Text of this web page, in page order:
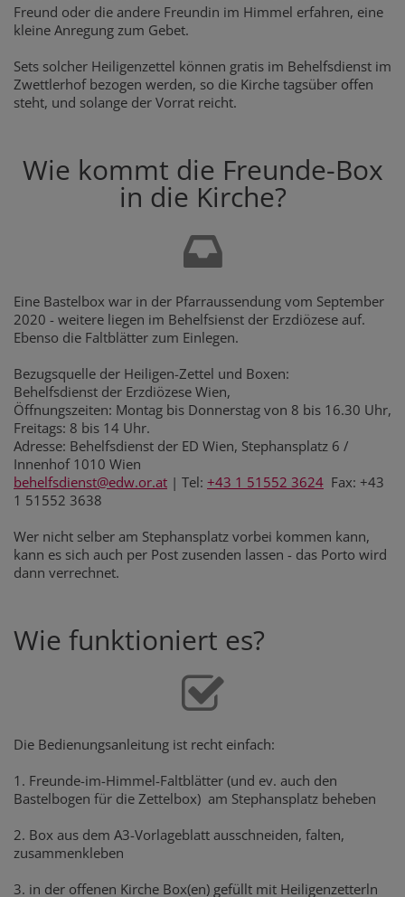
Freund oder die andere Freundin im Himmel erfahren, eine
kleine Anregung zum Gebet.
Sets solcher Heiligenzettel können gratis im Behelfsdienst im
Zwettlerhof bezogen werden, so die Kirche tagsüber offen
steht, und solange der Vorrat reicht.
Wie kommt die Freunde-Box
in die Kirche?
Eine Bastelbox war in der Pfarraussendung vom September
2020 - weitere liegen im Behelfsienst der Erzdiözese auf.
Ebenso die Faltblätter zum Einlegen.
Bezugsquelle der Heiligen-Zettel und Boxen:
Behelfsdienst der Erzdiözese Wien,
Öffnungszeiten: Montag bis Donnerstag von 8 bis 16.30 Uhr,
Freitags: 8 bis 14 Uhr.
Adresse: Behelfsdienst der ED Wien, Stephansplatz 6 /
Innenhof 1010 Wien
behelfsdienst@edw.or.at | Tel: +43 1 51552 3624 Fax: +43
1 51552 3638
Wer nicht selber am Stephansplatz vorbei kommen kann,
kann es sich auch per Post zusenden lassen - das Porto wird
dann verrechnet.
Wie funktioniert es?
Die Bedienungsanleitung ist recht einfach:
1. Freunde-im-Himmel-Faltblätter (und ev. auch den
Bastelbogen für die Zettelbox) am Stephansplatz beheben
2. Box aus dem A3-Vorlageblatt ausschneiden, falten,
zusammenkleben
3. in der offenen Kirche Box(en) gefüllt mit Heiligenzetterln